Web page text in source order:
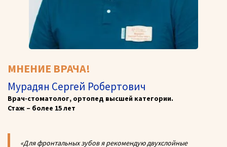
МНЕНИЕ ВРАЧА!
Мурадян Сергей Робертович
Врач-стоматолог, ортопед высшей категории.
Стаж – более 15 лет
«Для фронтальных зубов я рекомендую двухслойные